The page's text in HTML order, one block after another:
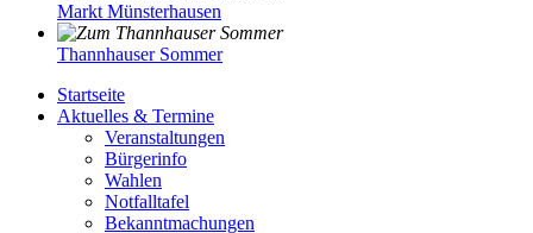
Markt Münsterhausen
Thannhauser Sommer
Startseite
Aktuelles & Termine
Veranstaltungen
Bürgerinfo
Wahlen
Notfalltafel
Bekanntmachungen